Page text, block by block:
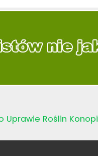
Uprawie Roślin Konopi